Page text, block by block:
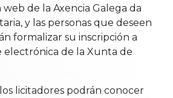
de la Axencia Galega da
y las personas que deseen
formalizar su inscripción a
electrónica de la Xunta de
licitadores podrán conocer